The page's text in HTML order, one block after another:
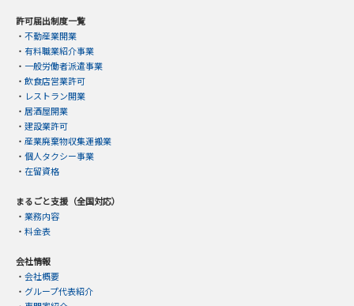
許可届出制度一覧
・ 不動産業開業
・ 有料職業紹介事業
・ 一般労働者派遣事業
・ 飲食店営業許可
・ レストラン開業
・ 居酒屋開業
・ 建設業許可
・ 産業廃棄物収集運搬業
・ 個人タクシー事業
・ 在留資格
まるごと支援（全国対応）
・ 業務内容
・ 料金表
会社情報
・ 会社概要
・ グループ代表紹介